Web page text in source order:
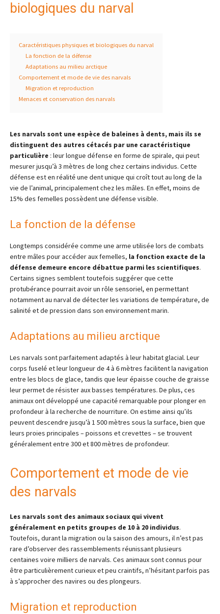
biologiques du narval
Caractéristiques physiques et biologiques du narval
La fonction de la défense
Adaptations au milieu arctique
Comportement et mode de vie des narvals
Migration et reproduction
Menaces et conservation des narvals
Les narvals sont une espèce de baleines à dents, mais ils se
distinguent des autres cétacés par une caractéristique
particulière : leur longue défense en forme de spirale, qui peut
mesurer jusqu’à 3 mètres de long chez certains individus. Cette
défense est en réalité une dent unique qui croît tout au long de la
vie de l’animal, principalement chez les mâles. En effet, moins de
15% des femelles possèdent une défense visible.
La fonction de la défense
Longtemps considérée comme une arme utilisée lors de combats
entre mâles pour accéder aux femelles, la fonction exacte de la
défense demeure encore débattue parmi les scientifiques.
Certains signes semblent toutefois suggérer que cette
protubérance pourrait avoir un rôle sensoriel, en permettant
notamment au narval de détecter les variations de température, de
salinité et de pression dans son environnement marin.
Adaptations au milieu arctique
Les narvals sont parfaitement adaptés à leur habitat glacial. Leur
corps fuselé et leur longueur de 4 à 6 mètres facilitent la navigation
entre les blocs de glace, tandis que leur épaisse couche de graisse
leur permet de résister aux basses températures. De plus, ces
animaux ont développé une capacité remarquable pour plonger en
profondeur à la recherche de nourriture. On estime ainsi qu’ils
peuvent descendre jusqu’à 1 500 mètres sous la surface, bien que
leurs proies principales – poissons et crevettes – se trouvent
généralement entre 300 et 800 mètres de profondeur.
Comportement et mode de vie
des narvals
Les narvals sont des animaux sociaux qui vivent
généralement en petits groupes de 10 à 20 individus.
Toutefois, durant la migration ou la saison des amours, il n’est pas
rare d’observer des rassemblements réunissant plusieurs
centaines voire milliers de narvals. Ces animaux sont connus pour
être particulièrement curieux et peu craintifs, n’hésitant parfois pas
à s’approcher des navires ou des plongeurs.
Migration et reproduction